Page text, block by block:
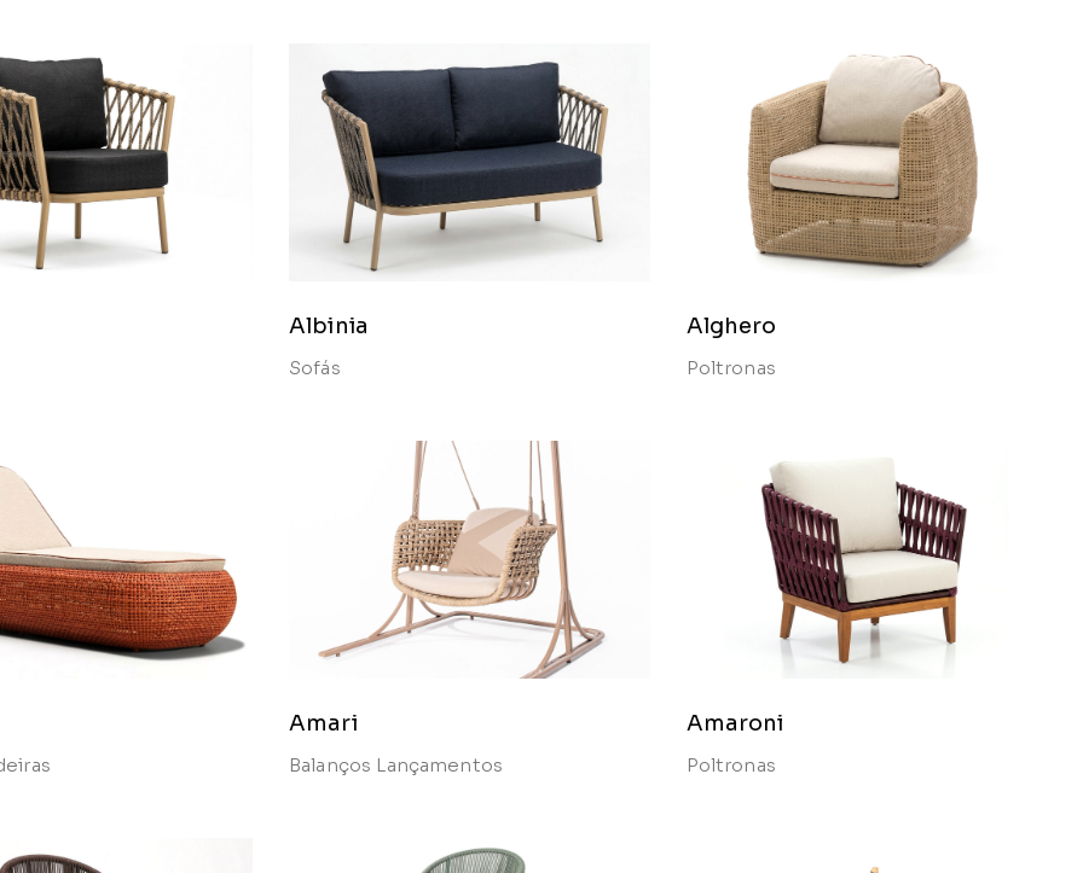
Albinia
Sofás
Alghero
Poltronas
Amari
Balanços Lançamentos
Amaroni
Poltronas